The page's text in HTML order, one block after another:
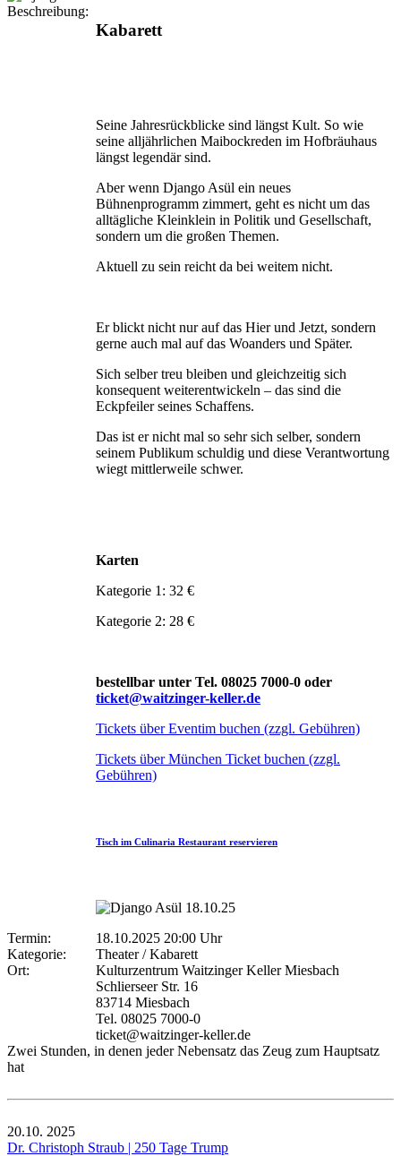
Beschreibung:
Kabarett
Seine Jahresrückblicke sind längst Kult. So wie
seine alljährlichen Maibockreden im Hofbräuhaus
längst legendär sind.
Aber wenn Django Asül ein neues
Bühnenprogramm zimmert, geht es nicht um das
alltägliche Kleinklein in Politik und Gesellschaft,
sondern um die großen Themen.
Aktuell zu sein reicht da bei weitem nicht.
Er blickt nicht nur auf das Hier und Jetzt, sondern
gerne auch mal auf das Woanders und Später.
Sich selber treu bleiben und gleichzeitig sich
konsequent weiterentwickeln – das sind die
Eckpfeiler seines Schaffens.
Das ist er nicht mal so sehr sich selber, sondern
seinem Publikum schuldig und diese Verantwortung
wiegt mittlerweile schwer.
Karten
Kategorie 1: 32 €
Kategorie 2: 28 €
bestellbar unter Tel. 08025 7000-0 oder
ticket@waitzinger-keller.de
Tickets über Eventim buchen (zzgl. Gebühren)
Tickets über München Ticket buchen (zzgl.
Gebühren)
Tisch im Culinaria Restaurant reservieren
Termin:
18.10.2025 20:00 Uhr
Kategorie:
Theater / Kabarett
Ort:
Kulturzentrum Waitzinger Keller Miesbach
Schlierseer Str. 16
83714 Miesbach
Tel. 08025 7000-0
ticket@waitzinger-keller.de
Zwei Stunden, in denen jeder Nebensatz das Zeug zum Hauptsatz
hat
20.10. 2025
Dr. Christoph Straub | 250 Tage Trump